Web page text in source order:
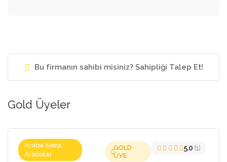
Bu firmanın sahibi misiniz? Sahipliği Talep Et!
Gold Üyeler
Araba Satışı,
Arabalar
GOLD
ÜYE
5.0 (1)